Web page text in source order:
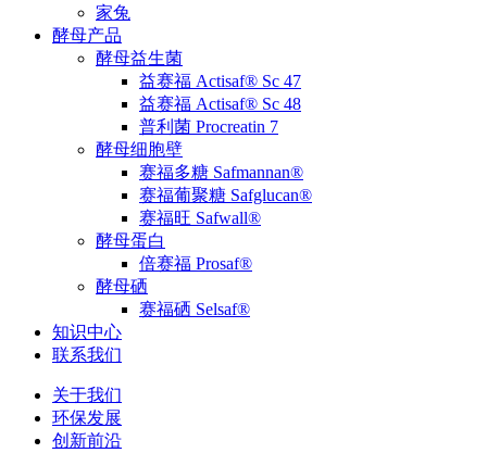
家兔
酵母产品
酵母益生菌
益赛福 Actisaf® Sc 47
益赛福 Actisaf® Sc 48
普利菌 Procreatin 7
酵母细胞壁
赛福多糖 Safmannan®
赛福葡聚糖 Safglucan®
赛福旺 Safwall®
酵母蛋白
倍赛福 Prosaf®
酵母硒
赛福硒 Selsaf®
知识中心
联系我们
关于我们
环保发展
创新前沿